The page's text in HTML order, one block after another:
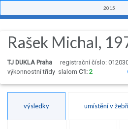
2015
Rašek Michal,
TJ DUKLA Praha
registrační číslo:
výkonnostní třídy slalom C1: 2
výsledky umístění v